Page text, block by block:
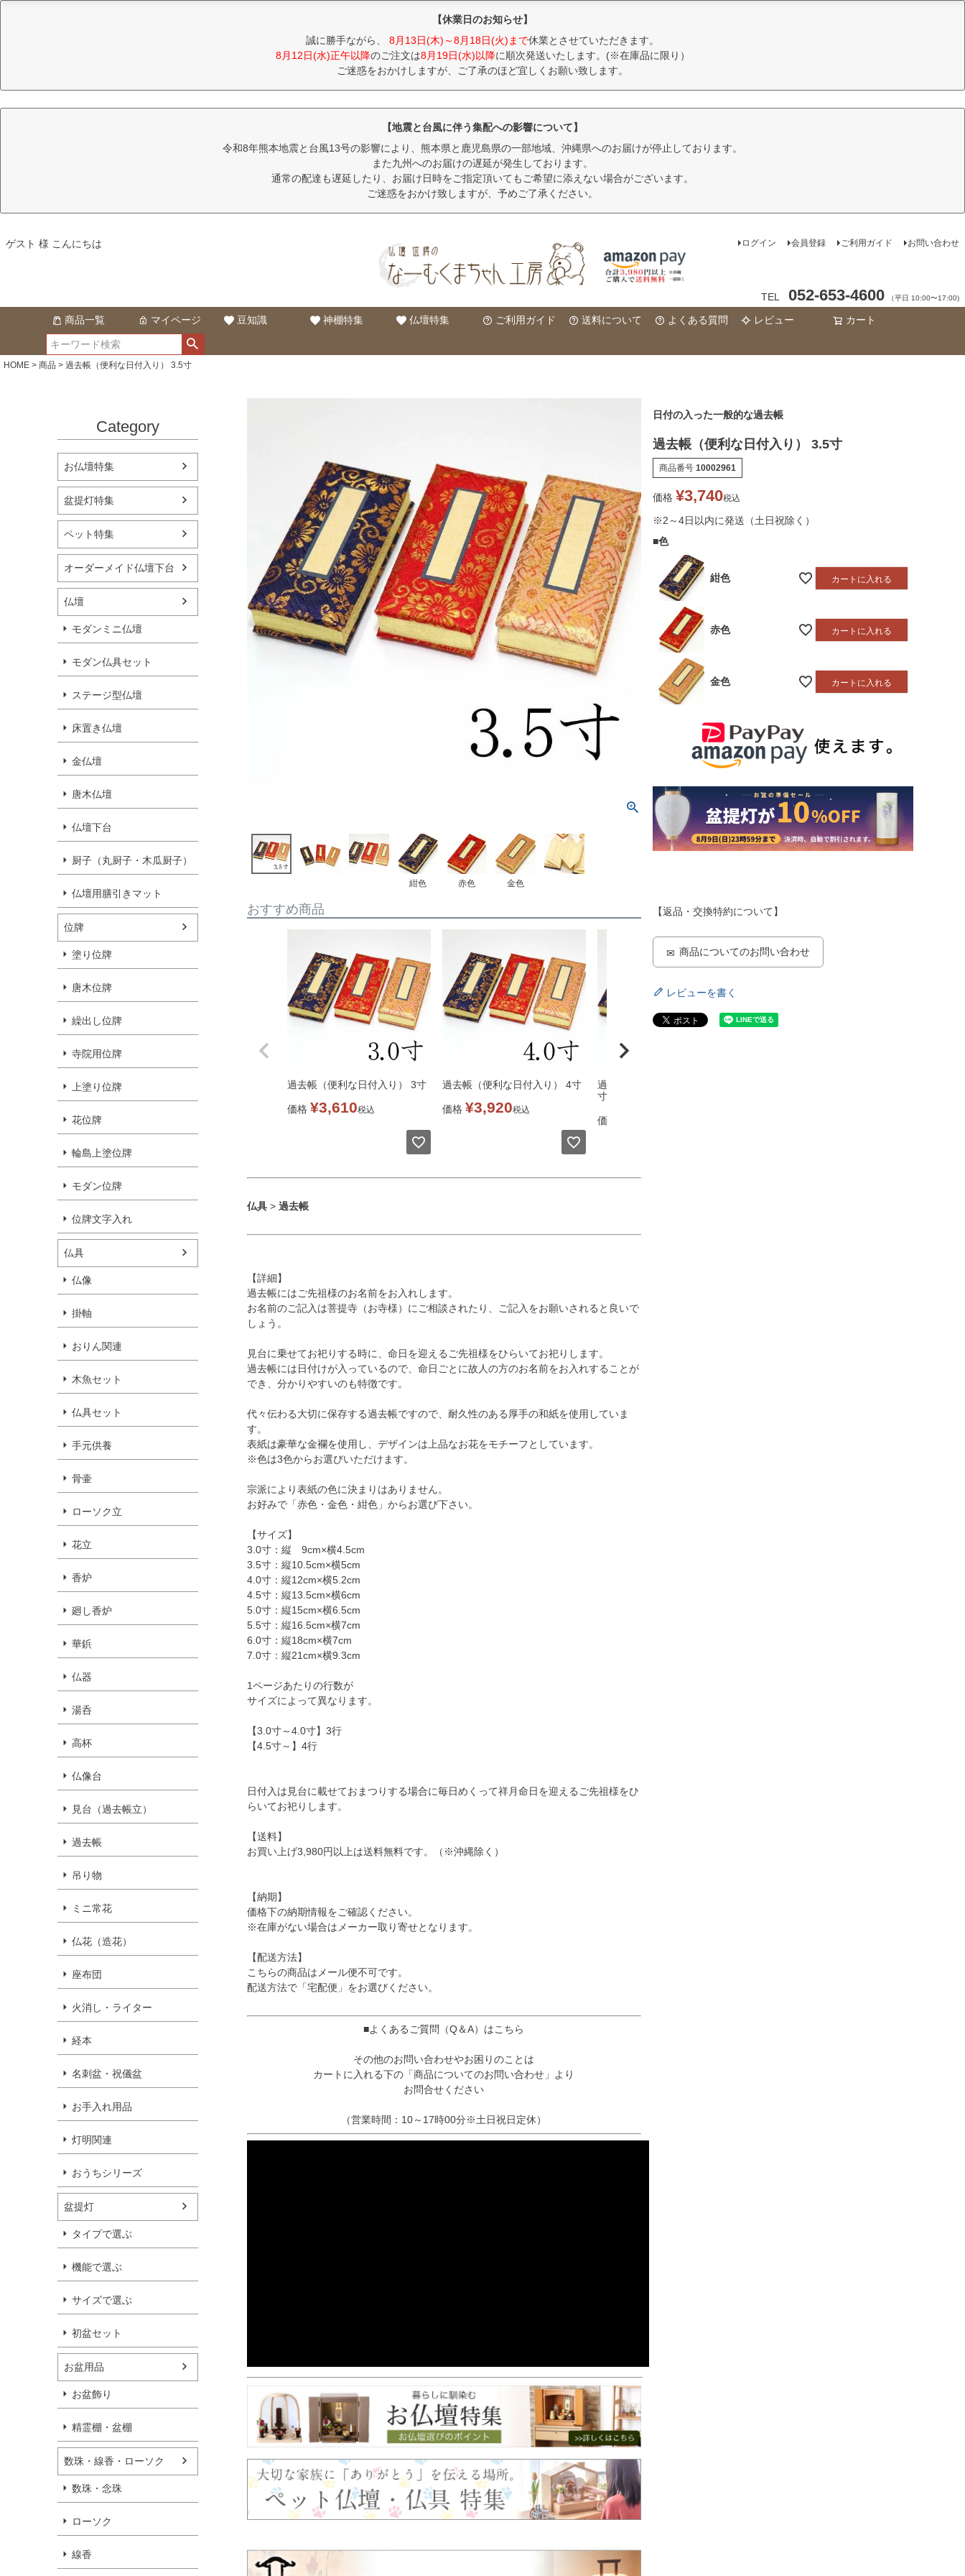
【休業日のお知らせ】
誠に勝手ながら、 8月13日(木)～8月18日(火)まで休業とさせていただきます。
8月12日(水)正午以降のご注文は8月19日(水)以降に順次発送いたします。(※在庫品に限り）
ご迷惑をおかけしますが、ご了承のほど宜しくお願い致します。
【地震と台風に伴う集配への影響について】
令和8年熊本地震と台風13号の影響により、熊本県と鹿児島県の一部地域、沖縄県へのお届けが停止しております。
また九州へのお届けの遅延が発生しております。
通常の配達も遅延したり、お届け日時をご指定頂いてもご希望に添えない場合がございます。
ご迷惑をおかけ致しますが、予めご了承ください。
ゲスト 様 こんにちは ログイン 会員登録 ご利用ガイド お問い合わせ
TEL 052-653-4600 （平日 10:00〜17:00)
商品一覧 マイページ 豆知識 神棚特集 仏壇特集 ご利用ガイド 送料について よくある質問 レビュー カート
HOME 商品 過去帳（便利な日付入り） 3.5寸
Category
お仏壇特集
盆提灯特集
ペット特集
オーダーメイド仏壇下台
仏壇
モダンミニ仏壇
モダン仏具セット
ステージ型仏壇
床置き仏壇
金仏壇
唐木仏壇
仏壇下台
厨子（丸厨子・木瓜厨子）
仏壇用膳引きマット
位牌
塗り位牌
唐木位牌
繰出し位牌
寺院用位牌
上塗り位牌
花位牌
輪島上塗位牌
モダン位牌
位牌文字入れ
仏具
仏像
掛軸
おりん関連
木魚セット
仏具セット
手元供養
骨壷
ローソク立
花立
香炉
廻し香炉
華鋲
仏器
湯呑
高杯
仏像台
見台（過去帳立）
過去帳
吊り物
ミニ常花
仏花（造花）
座布団
火消し・ライター
経本
名刺盆・祝儀盆
お手入れ用品
灯明関連
おうちシリーズ
盆提灯
タイプで選ぶ
機能で選ぶ
サイズで選ぶ
初盆セット
お盆用品
お盆飾り
精霊棚・盆棚
数珠・線香・ローソク
数珠・念珠
ローソク
線香
紺色 赤色 金色
おすすめ商品
過去帳（便利な日付入り） 3寸
価格 ¥3,610税込
過去帳（便利な日付入り） 4寸
価格 ¥3,920税込
過去帳（便利な日付入り） 4.5
寸
価格
仏具 > 過去帳
【詳細】
過去帳にはご先祖様のお名前をお入れします。
お名前のご記入は菩提寺（お寺様）にご相談されたり、ご記入をお願いされると良いで
しょう。
見台に乗せてお祀りする時に、命日を迎えるご先祖様をひらいてお祀りします。
過去帳には日付けが入っているので、命日ごとに故人の方のお名前をお入れすることが
でき、分かりやすいのも特徴です。
代々伝わる大切に保存する過去帳ですので、耐久性のある厚手の和紙を使用していま
す。
表紙は豪華な金襴を使用し、デザインは上品なお花をモチーフとしています。
※色は3色からお選びいただけます。
宗派により表紙の色に決まりはありません。
お好みで「赤色・金色・紺色」からお選び下さい。
【サイズ】
3.0寸：縦 9cm×横4.5cm
3.5寸：縦10.5cm×横5cm
4.0寸：縦12cm×横5.2cm
4.5寸：縦13.5cm×横6cm
5.0寸：縦15cm×横6.5cm
5.5寸：縦16.5cm×横7cm
6.0寸：縦18cm×横7cm
7.0寸：縦21cm×横9.3cm
1ページあたりの行数が
サイズによって異なります。
【3.0寸～4.0寸】3行
【4.5寸～】4行
日付入は見台に載せておまつりする場合に毎日めくって祥月命日を迎えるご先祖様をひ
らいてお祀りします。
【送料】
お買い上げ3,980円以上は送料無料です。（※沖縄除く）
【納期】
価格下の納期情報をご確認ください。
※在庫がない場合はメーカー取り寄せとなります。
【配送方法】
こちらの商品はメール便不可です。
配送方法で「宅配便」をお選びください。
■よくあるご質問（Q＆A）はこちら
その他のお問い合わせやお困りのことは
カートに入れる下の「商品についてのお問い合わせ」より
お問合せください
（営業時間：10～17時00分※土日祝日定休）
日付の入った一般的な過去帳
過去帳（便利な日付入り） 3.5寸
商品番号 10002961
価格 ¥3,740税込
※2～4日以内に発送（土日祝除く）
■色
紺色 カートに入れる
赤色 カートに入れる
金色 カートに入れる
【返品・交換特約について】
商品についてのお問い合わせ
レビューを書く